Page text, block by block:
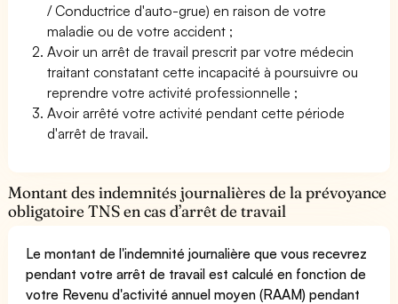
/ Conductrice d'auto-grue) en raison de votre
maladie ou de votre accident ;
Avoir un arrêt de travail prescrit par votre médecin
traitant constatant cette incapacité à poursuivre ou
reprendre votre activité professionnelle ;
Avoir arrêté votre activité pendant cette période
d'arrêt de travail.
Montant des indemnités journalières de la prévoyance
obligatoire TNS en cas d’arrêt de travail
Le montant de l'indemnité journalière que vous recevrez
pendant votre arrêt de travail est calculé en fonction de
votre Revenu d'activité annuel moyen (RAAM) pendant